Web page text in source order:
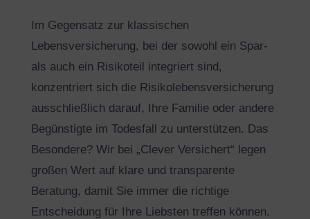
Im Gegensatz zur klassischen
Lebensversicherung, bei der sowohl ein Spar-
als auch ein Risikoteil integriert sind,
konzentriert sich die Risikolebensversicherung
ausschließlich darauf, Ihre Familie oder andere
Begünstigte im Todesfall zu unterstützen. Das
Besondere? Wir bei „Clever Versichert“ legen
großen Wert auf klare und transparente
Beratung, damit Sie immer die richtige
Entscheidung für Ihre Liebsten treffen können.